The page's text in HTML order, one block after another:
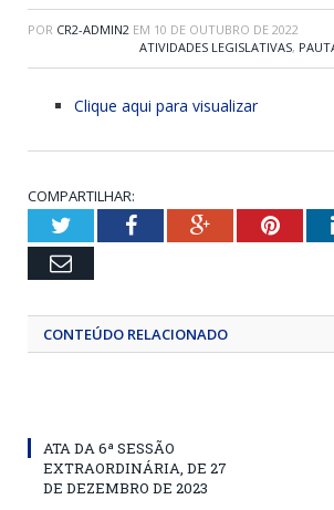
POR CR2-ADMIN2 EM 10 DE OUTUBRO DE 2022
ATIVIDADES LEGISLATIVAS,
Clique aqui para visualizar
COMPARTILHAR:
TwitterFacebookGoogle+
Email
CONTEÚDO RELACIONADO
ATA DA 6ª SESSÃO
EXTRAORDINÁRIA, DE 27
DE DEZEMBRO DE 2023